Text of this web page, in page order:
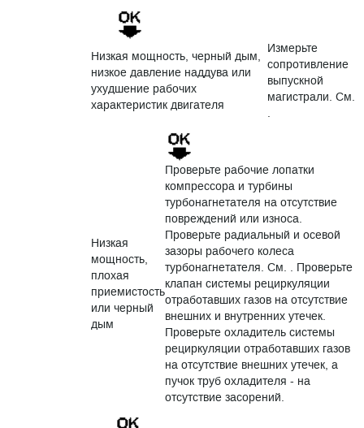
Низкая мощность, черный дым,
низкое давление наддува или
ухудшение рабочих
характеристик двигателя
Измерьте
сопротивление
выпускной
магистрали. См.
.
Низкая
мощность,
плохая
приемистость
или черный
дым
Проверьте рабочие лопатки
компрессора и турбины
турбонагнетателя на отсутствие
повреждений или износа.
Проверьте радиальный и осевой
зазоры рабочего колеса
турбонагнетателя. См. . Проверьте
клапан системы рециркуляции
отработавших газов на отсутствие
внешних и внутренних утечек.
Проверьте охладитель системы
рециркуляции отработавших газов
на отсутствие внешних утечек, а
пучок труб охладителя - на
отсутствие засорений.